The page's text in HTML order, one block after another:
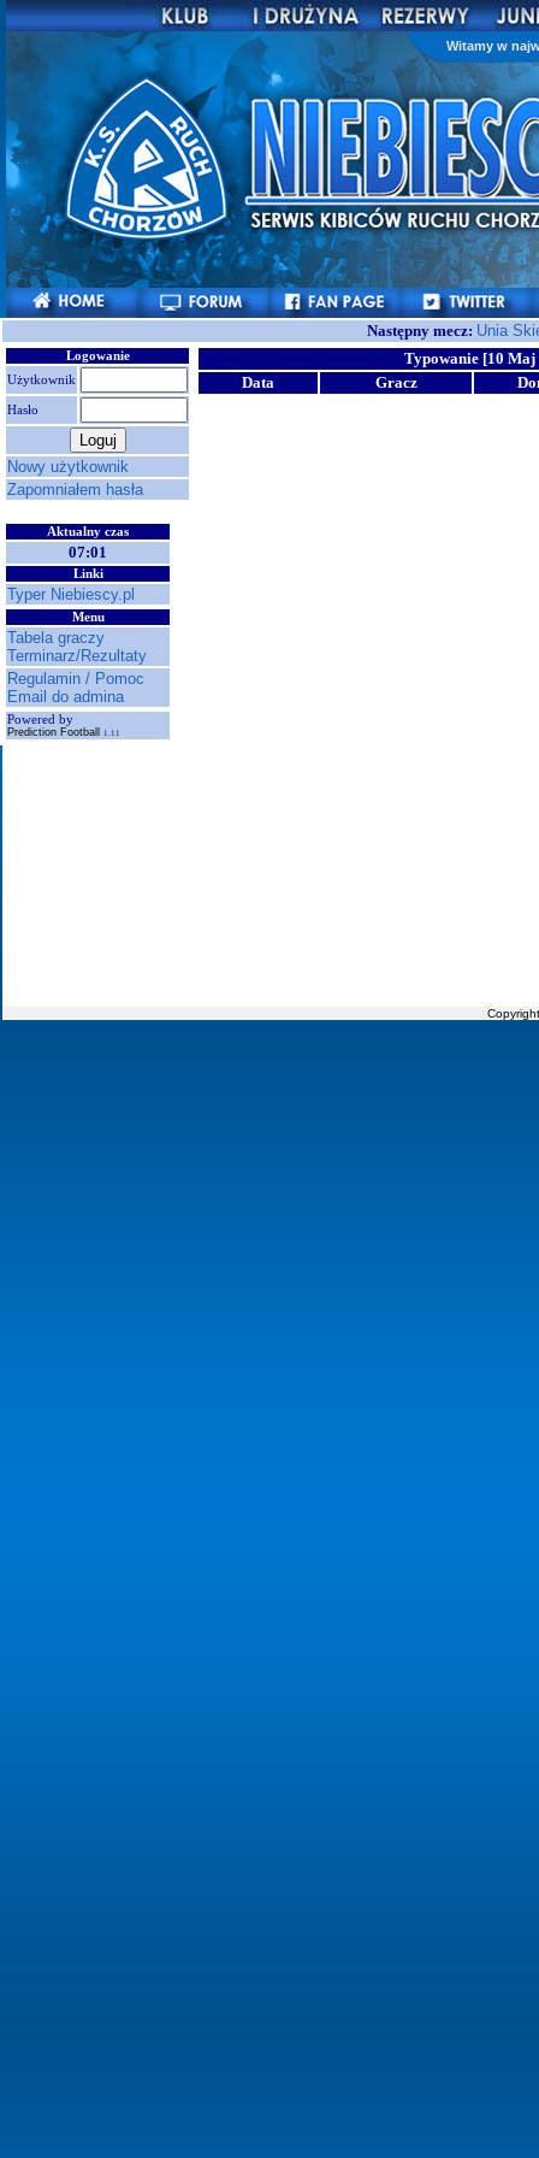
Witamy w
Następny mecz: Unia
Logowanie
Użytkownik
Hasło
Nowy użytkownik
Zapomniałem hasła
Aktualny czas
07:01
Linki
Typer Niebiescy.pl
Menu
Tabela graczy
Terminarz/Rezultaty
Regulamin / Pomoc
Email do admina
Powered by
Prediction Football 1.11
Typowanie [10 Maj
Data
Gracz